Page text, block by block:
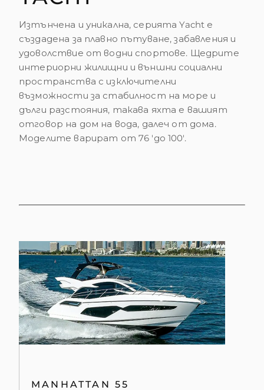
Изтънчена и уникална, серията Yacht е
създадена за плавно пътуване, забавления и
удоволствие от водни спортове. Щедрите
интериорни жилищни и външни социални
пространства с изключителни
възможности за стабилност на море и
дълги разстояния, такава яхта е вашият
отговор на дом на вода, далеч от дома.
Моделите варират от 76 'до 100'.
MANHATTAN 55